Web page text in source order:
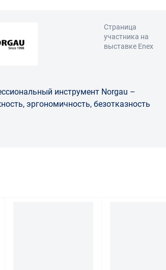
Страница
участника на
выставке Enex
инструмент Norgau –
эргономичность, безотказность